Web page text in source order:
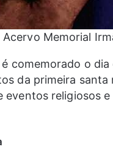
Acervo Memorial
comemorado o dia
da primeira
eventos religiosos